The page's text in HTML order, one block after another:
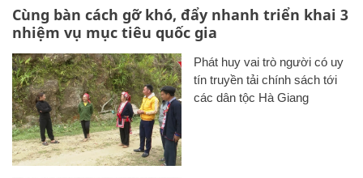
Cùng bàn cách gỡ khó, đẩy nhanh triển khai 3
nhiệm vụ mục tiêu quốc gia
Phát huy vai trò người có uy
tín truyền tải chính sách tới
các dân tộc Hà Giang